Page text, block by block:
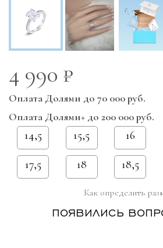
4 990 ₽
Оплата Долями до 70 000 руб.
Оплата Долями+ до 200 000 руб.
14,5 15,5 16
17,5 18 18,5
Как определить
ПОЯВИЛИСЬ